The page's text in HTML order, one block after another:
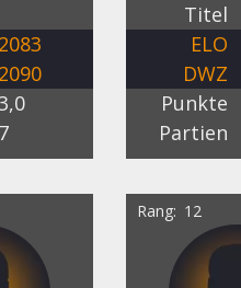
2083
2090
7
Titel
ELO
DWZ
Punkte
Partien
Rang 12